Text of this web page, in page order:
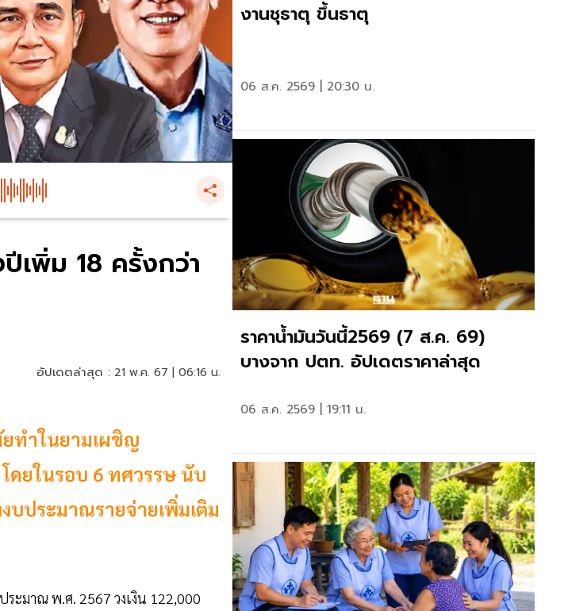
เพิ่ม 18 ครั้งกว่า
อัปเดตล่าสุด : 21 พ.ค. 67 | 06:16 น.
ทำในยามเผชิญ
ดยในรอบ 6 ทศวรรษ นับ
ประมาณรายจ่ายเพิ่มเติม
ะมาณ พ.ศ. 2567 วงเงิน 122,000
งานชุธาตุ ขึ้นธาตุ
06 ส.ค. 2569 | 20:30 น.
ราคาน้ำมันวันนี้2569 (7 ส.ค. 69)
บางจาก ปตท. อัปเดตราคาล่าสุด
06 ส.ค. 2569 | 19:11 น.